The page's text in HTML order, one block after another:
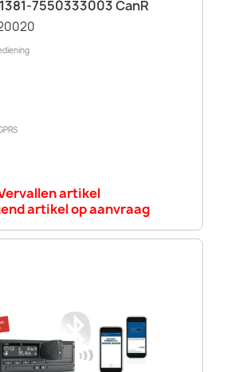
7550333003 CanR
artikel
artikel op aanvraag